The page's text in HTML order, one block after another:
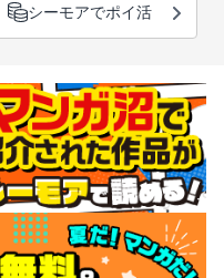
シーモアでポイ活